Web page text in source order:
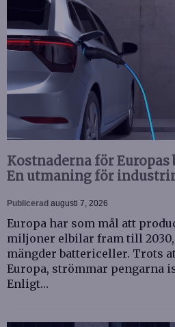
Kostnaderna för
En utmaning för
Publicerad augusti 7, 2026
Europa har som mål att
miljoner elbilar fram till
mängder battericeller. Trots
Europa, strömmar pengarna
Enligt…